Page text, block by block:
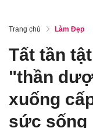
Trang chủ Làm Đẹp
Tất tần
"thần
xuống
sức sống